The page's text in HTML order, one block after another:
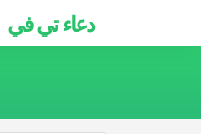
دعاء تي في